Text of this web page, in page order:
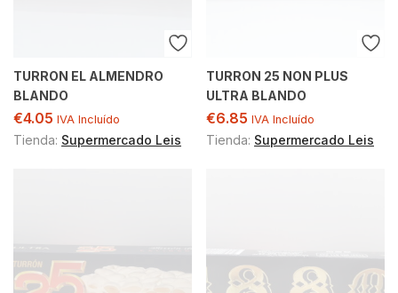
TURRON EL ALMENDRO
BLANDO
€4.05 IVA Incluído
Tienda: Supermercado Leis
TURRON 25 NON PLUS
ULTRA BLANDO
€6.85 IVA Incluído
Tienda: Supermercado Leis